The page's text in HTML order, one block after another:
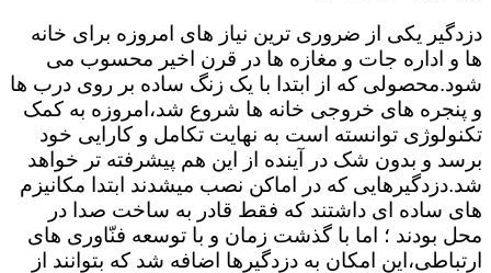
دزدگیر یکی از ضروری ترین نیاز های امروزه برای خانه
ها و اداره جات و مغازه ها در قرن اخیر محسوب می
شود.محصولی که از ابتدا با یک زنگ ساده بر روی درب ها
و پنجره های خروجی خانه ها شروع شد،امروزه به کمک
تکنولوژی توانسته است به نهایت تکامل و کارایی خود
برسد و بدون شک در آینده از این هم پیشرفته تر خواهد
شد.دزدگیرهایی که در اماکن نصب میشدند ابتدا مکانیزم
های ساده ای داشتند که فقط قادر به ساخت صدا در
محل بودند ؛ اما با گذشت زمان و با توسعه فنّاوری های
ارتباطی،این امکان به دزدگیرها اضافه شد که بتوانند از